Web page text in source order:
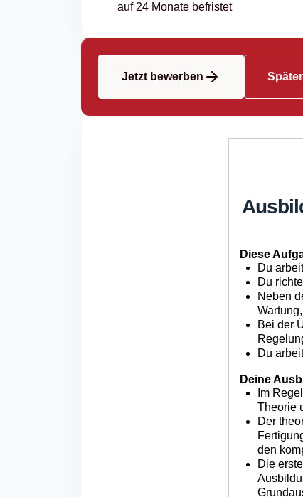
auf 24 Monate befristet
Jetzt bewerben
Diese
Du
Du
Neben
Bei der
Du
Deine
Im
Theorie
Der
den
Die